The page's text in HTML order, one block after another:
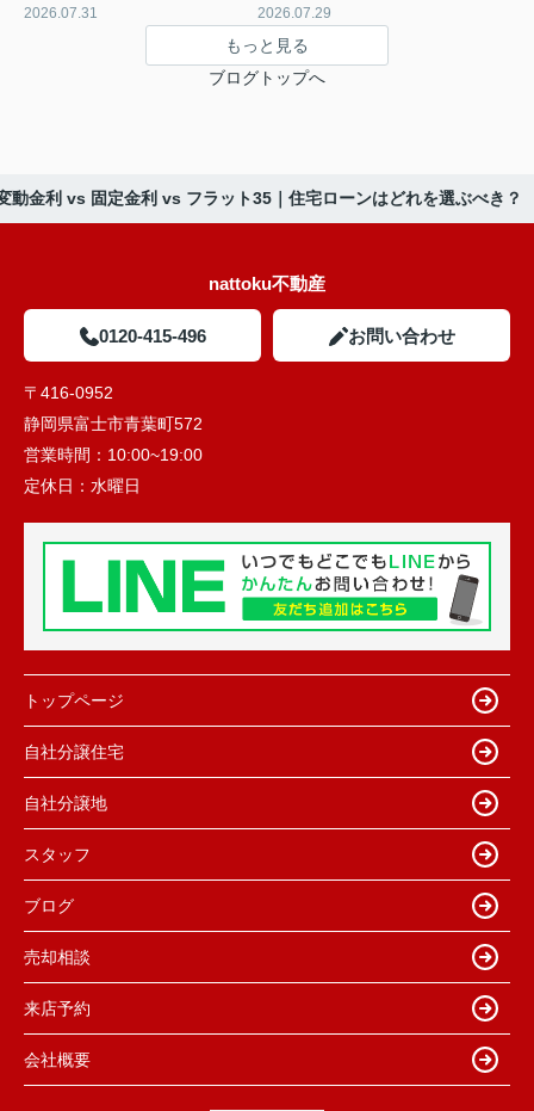
2026.07.31 2026.07.29
もっと見る
ブログトップへ
動金利 vs 固定金利 vs フラット35｜住宅ローンはどれを選ぶべき？
nattoku不動産
0120-415-496 お問い合わせ
〒416-0952
静岡県富士市青葉町572
営業時間： 10:00~19:00
定休日： 水曜日
トップページ
自社分譲住宅
自社分譲地
スタッフ
ブログ
売却相談
来店予約
会社概要